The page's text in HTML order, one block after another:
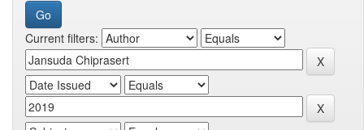
Current filters: